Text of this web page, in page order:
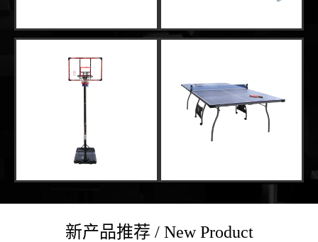
新产品推荐 / New Product